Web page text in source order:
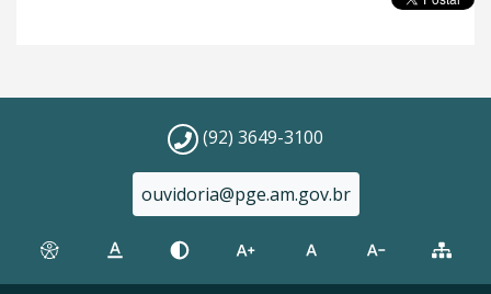
(92) 3649-3100
ouvidoria@pge.am.gov.br